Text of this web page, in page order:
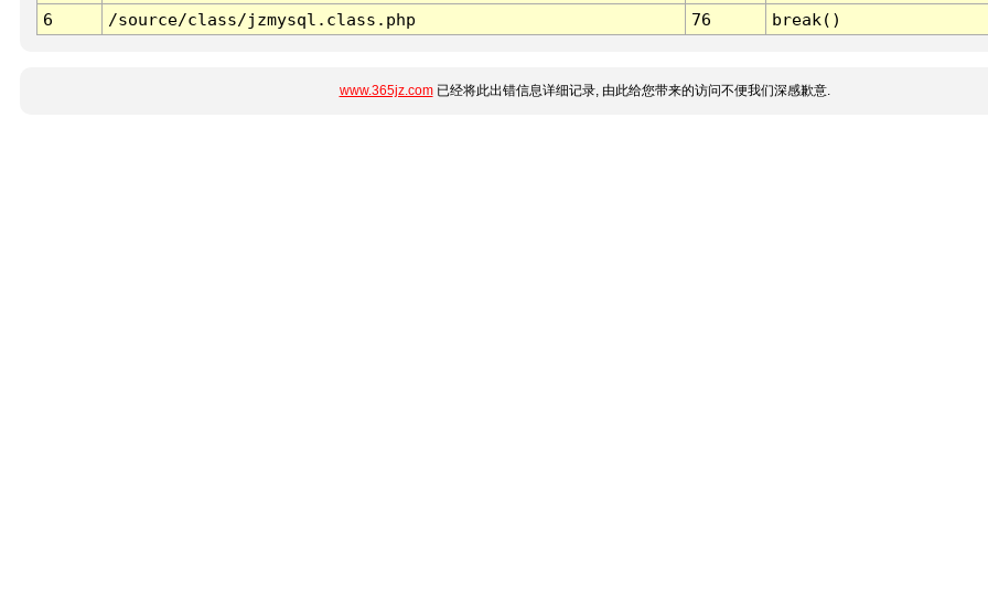
6
/source/class/jzmysql.class.php 76 break()
www.365jz.com已经将此出错信息详细记录, 由此给您带来的访问不便我们深感歉意.